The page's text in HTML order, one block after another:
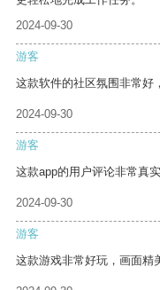
2024-09-30
游客
这款软件的社区氛围非常好
2024-09-30
游客
这款app的用户评论非常真
2024-09-30
游客
这款游戏非常好玩，画面精